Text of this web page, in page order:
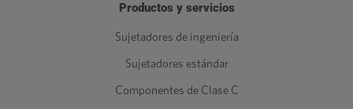
Productos y servicios
Sujetadores de ingeniería
Sujetadores estándar
Componentes de Clase C